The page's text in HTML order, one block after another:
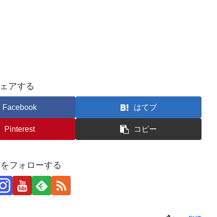
アする
Facebook はてブ
Pinterest コピー
フォローする